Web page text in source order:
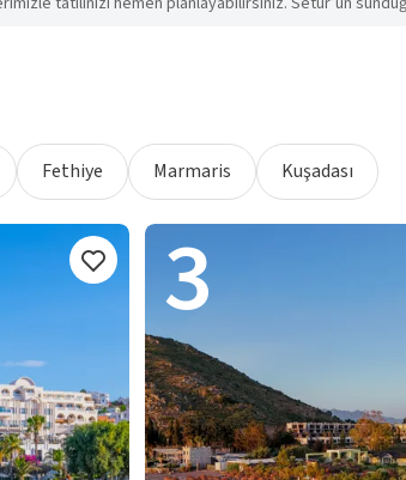
Fethiye Marmaris Kuşadası
3